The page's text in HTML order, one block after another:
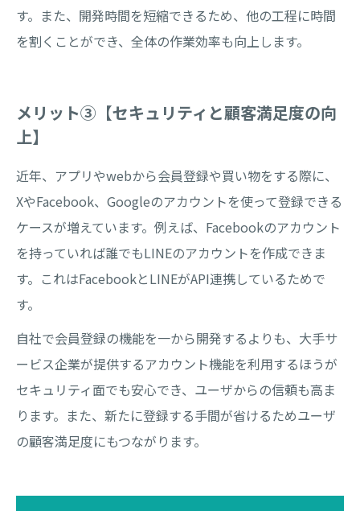
す。また、開発時間を短縮できるため、他の工程に時間
を割くことができ、全体の作業効率も向上します。
メリット③【セキュリティと顧客満足度の向
上】
近年、アプリやwebから会員登録や買い物をする際に、
XやFacebook、Googleのアカウントを使って登録できる
ケースが増えています。例えば、Facebookのアカウント
を持っていれば誰でもLINEのアカウントを作成できま
す。これはFacebookとLINEがAPI連携しているためで
す。
自社で会員登録の機能を一から開発するよりも、大手サ
ービス企業が提供するアカウント機能を利用するほうが
セキュリティ面でも安心でき、ユーザからの信頼も高ま
ります。また、新たに登録する手間が省けるためユーザ
の顧客満足度にもつながります。